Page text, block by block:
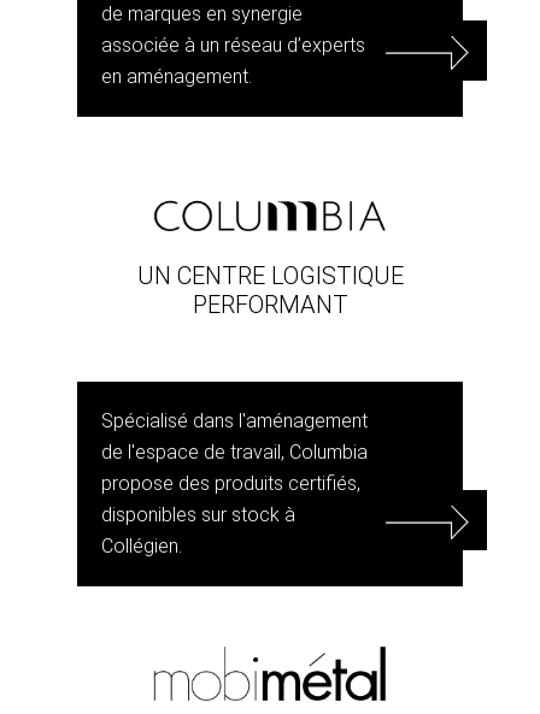
de marques en synergie
associée à un réseau d’experts
en aménagement.
UN CENTRE LOGISTIQUE
PERFORMANT
Spécialisé dans l'aménagement
de l'espace de travail, Columbia
propose des produits certifiés,
disponibles sur stock à
Collégien.